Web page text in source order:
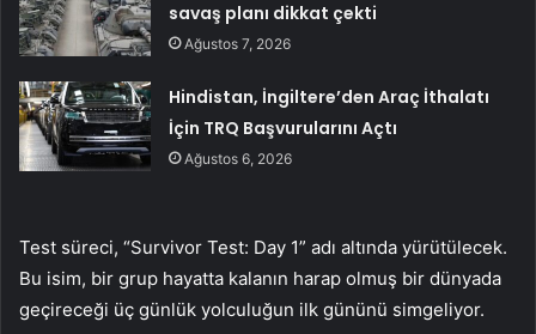
savaş planı dikkat çekti
Ağustos 7, 2026
Hindistan, İngiltere’den Araç İthalatı
İçin TRQ Başvurularını Açtı
Ağustos 6, 2026
Test süreci, “Survivor Test: Day 1” adı altında yürütülecek.
Bu isim, bir grup hayatta kalanın harap olmuş bir dünyada
geçireceği üç günlük yolculuğun ilk gününü simgeliyor.